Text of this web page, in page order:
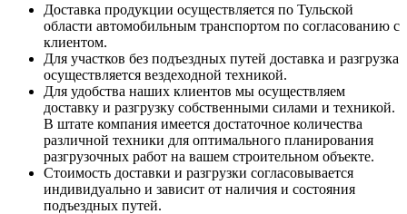
Доставка продукции осуществляется по Тульской
области автомобильным транспортом по согласованию с
клиентом.
Для участков без подъездных путей доставка и разгрузка
осуществляется вездеходной техникой.
Для удобства наших клиентов мы осуществляем
доставку и разгрузку собственными силами и техникой.
В штате компания имеется достаточное количества
различной техники для оптимального планирования
разгрузочных работ на вашем строительном объекте.
Стоимость доставки и разгрузки согласовывается
индивидуально и зависит от наличия и состояния
подъездных путей.